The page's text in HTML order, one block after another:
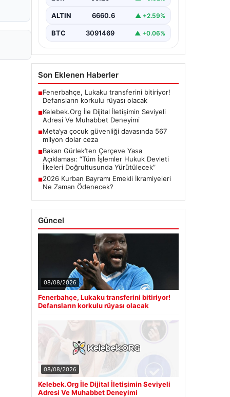
ALTIN 6660.6 ▲ +2.59%
BTC 3091469 ▲ +0.06%
Son Eklenen Haberler
■Fenerbahçe, Lukaku transferini bitiriyor!
Defansların korkulu rüyası olacak
■Kelebek.Org İle Dijital İletişimin Seviyeli
Adresi Ve Muhabbet Deneyimi
■Meta’ya çocuk güvenliği davasında 567
milyon dolar ceza
■Bakan Gürlek’ten Çerçeve Yasa
Açıklaması: “Tüm İşlemler Hukuk Devleti
İlkeleri Doğrultusunda Yürütülecek”
■2026 Kurban Bayramı Emekli İkramiyeleri
Ne Zaman Ödenecek?
Güncel
08/08/2026
Fenerbahçe, Lukaku transferini bitiriyor!
Defansların korkulu rüyası olacak
08/08/2026
Kelebek.Org İle Dijital İletişimin Seviyeli
Adresi Ve Muhabbet Deneyimi